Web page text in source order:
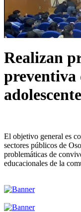
Realizan
preventiva
El objetivo general es
sectores públicos de
problemáticas de
educacionales de la